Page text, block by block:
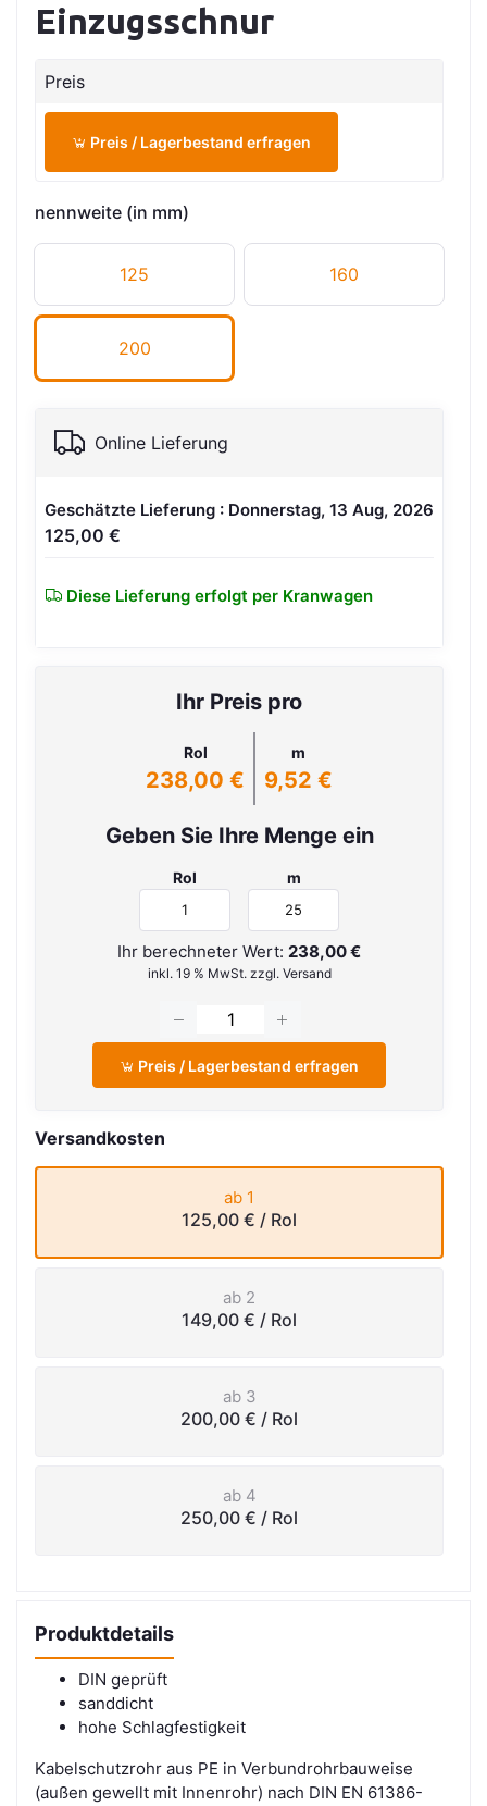
Einzugsschnur
Preis
Preis / Lagerbestand erfragen
nennweite (in mm)
125 160
200
Online Lieferung
Geschätzte Lieferung : Donnerstag, 13 Aug, 2026
125,00 €
Diese Lieferung erfolgt per Kranwagen
Ihr Preis pro
Rol
238,00 €
m
9,52 €
Geben Sie Ihre Menge ein
Rol m
Ihr berechneter Wert: 238,00 €
inkl. 19 % MwSt. zzgl. Versand
Preis / Lagerbestand erfragen
Versandkosten
ab 1
125,00 € / Rol
ab 2
149,00 € / Rol
ab 3
200,00 € / Rol
ab 4
250,00 € / Rol
Produktdetails
DIN geprüft
sanddicht
hohe Schlagfestigkeit
Kabelschutzrohr aus PE in Verbundrohrbauweise
(außen gewellt mit Innenrohr) nach DIN EN 61386-